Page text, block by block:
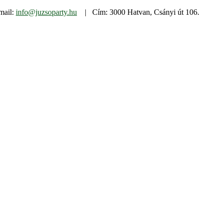
info@juzsoparty.hu | Cím: 3000 Hatvan, Csányi út 106.